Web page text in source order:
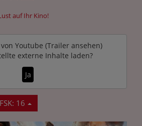
auf Ihr Kino!
Youtube (Trailer ansehen)
externe Inhalte laden?
Ja
16